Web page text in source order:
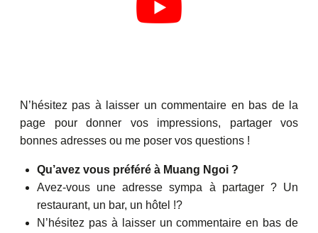
N’hésitez pas à laisser un commentaire en bas de la
page pour donner vos impressions, partager vos
bonnes adresses ou me poser vos questions !
Qu’avez vous préféré à Muang Ngoi ?
Avez-vous une adresse sympa à partager ? Un
restaurant, un bar, un hôtel !?
N’hésitez pas à laisser un commentaire en bas de